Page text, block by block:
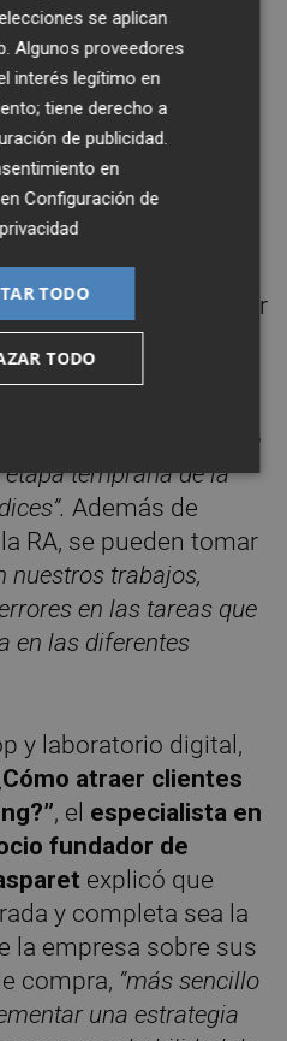
para las
que abordó también
de RV y RA de
Sistemas, Frank
la RV puede significar
para las
con una
Además de que la
ocupación de equipos de
temprana de la
Además de
RA, se pueden tomar
nuestros trabajos,
en las tareas que
en las diferentes
y laboratorio digital,
atraer clientes
, el especialista en
fundador de
explicó que
y completa sea la
la empresa sobre sus
compra, “más sencillo
una estrategia
se aplican
Algunos proveedores
interés legítimo en
tiene derecho a
de publicidad.
en
enConfiguración de
TODO
TODO